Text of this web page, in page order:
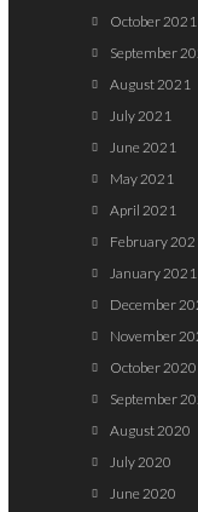
October 2021
September
August 2021
July 2021
June 2021
May 2021
April 2021
February
January 2021
December
November
October 2020
September
August 2020
July 2020
June 2020